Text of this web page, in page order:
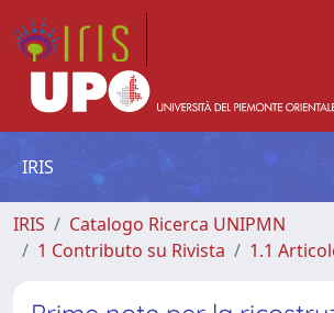
IRIS
IRIS
Catalogo Ricerca UNIPMN
1 Contributo su Rivista
1.1